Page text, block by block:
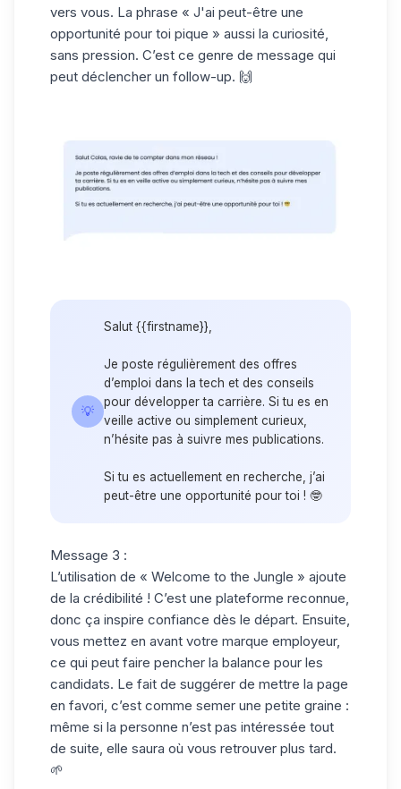
vers vous. La phrase « J'ai peut-être une
opportunité pour toi pique » aussi la curiosité,
sans pression. C’est ce genre de message qui
peut déclencher un follow-up. 🙌
💡
Salut {{firstname}},
Je poste régulièrement des offres
d’emploi dans la tech et des conseils
pour développer ta carrière. Si tu es en
veille active ou simplement curieux,
n’hésite pas à suivre mes publications.
Si tu es actuellement en recherche, j’ai
peut-être une opportunité pour toi ! 🤓
Message 3 :
L’utilisation de « Welcome to the Jungle » ajoute
de la crédibilité ! C’est une plateforme reconnue,
donc ça inspire confiance dès le départ. Ensuite,
vous mettez en avant votre marque employeur,
ce qui peut faire pencher la balance pour les
candidats. Le fait de suggérer de mettre la page
en favori, c’est comme semer une petite graine :
même si la personne n’est pas intéressée tout
de suite, elle saura où vous retrouver plus tard.
🌱